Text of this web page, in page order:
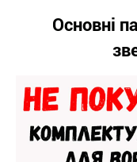
Основні